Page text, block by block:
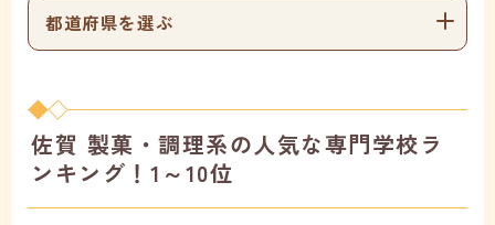
都道府県を選ぶ
佐賀 製菓・調理系の人気な専門学校ラ
ンキング！1～10位